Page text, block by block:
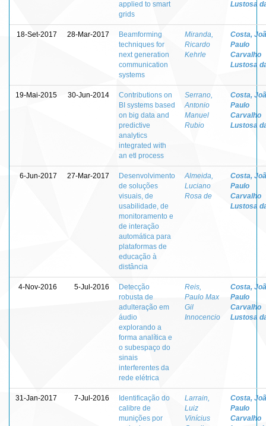
applied to smart
grids
Lustosa
18-Set-2017 28-Mar-2017
Beamforming
techniques for
next generation
communication
systems
Miranda,
Ricardo
Kehrle
Costa,
Paulo
Carvalho
Lustosa
19-Mai-2015 30-Jun-2014
Contributions on
BI systems based
on big data and
predictive
analytics
integrated with
an etl process
Serrano,
Antonio
Manuel
Rubio
Costa,
Paulo
Carvalho
Lustosa
6-Jun-2017 27-Mar-2017
Desenvolvimento
de soluções
visuais, de
usabilidade, de
monitoramento e
de interação
automática para
plataformas de
educação à
distância
Almeida,
Luciano
Rosa de
Costa,
Paulo
Carvalho
Lustosa
4-Nov-2016 5-Jul-2016
Detecção
robusta de
adulteração em
áudio
explorando a
forma analítica e
o subespaço do
sinais
interferentes da
rede elétrica
Reis,
Paulo Max
Gil
Innocencio
Costa,
Paulo
Carvalho
Lustosa
31-Jan-2017 7-Jul-2016
Identificação do
calibre de
munições por
Larrain,
Luiz
Vinícius
Costa,
Paulo
Carvalho